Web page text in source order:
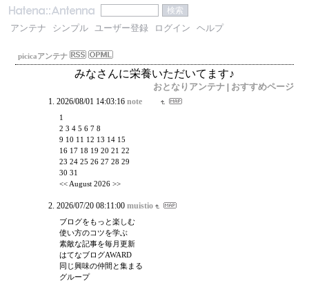
アンテナ シンプル ユーザー登録 ログイン ヘルプ
picicaアンテナ
みなさんに栄養いただいてます♪
おとなりアンテナ| おすすめページ
2026/08/01 14:03:16 note
1
2 3 4 5 6 7 8
9 10 11 12 13 14 15
16 17 18 19 20 21 22
23 24 25 26 27 28 29
30 31
<< August 2026 >>
2026/07/20 08:11:00 muistio
ブログをもっと楽しむ
使い方のコツを学ぶ
素敵な記事を毎月更新
はてなブログAWARD
同じ興味の仲間と集まる
グループ